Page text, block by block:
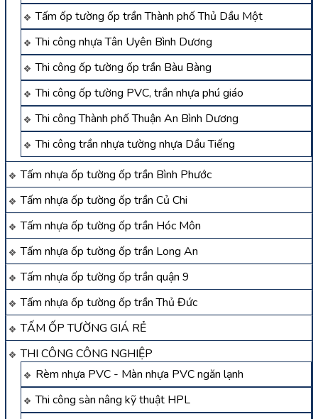
Tấm ốp tường ốp trần Thành phố Thủ Dầu Một
Thi công nhựa Tân Uyên Bình Dương
Thi công ốp tường ốp trần Bàu Bàng
Thi công ốp tường PVC, trần nhựa phú giáo
Thi công Thành phố Thuận An Bình Dương
Thi công trần nhựa tường nhựa Dầu Tiếng
Tấm nhựa ốp tường ốp trần Bình Phước
Tấm nhựa ốp tường ốp trần Củ Chi
Tấm nhựa ốp tường ốp trần Hóc Môn
Tấm nhựa ốp tường ốp trần Long An
Tấm nhựa ốp tường ốp trần quận 9
Tấm nhựa ốp tường ốp trần Thủ Đức
TẤM ỐP TƯỜNG GIÁ RẺ
THI CÔNG CÔNG NGHIỆP
Rèm nhựa PVC - Màn nhựa PVC ngăn lạnh
Thi công sàn nâng kỹ thuật HPL